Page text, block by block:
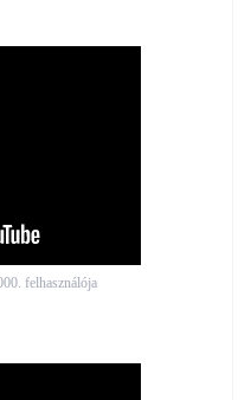
felhasználója